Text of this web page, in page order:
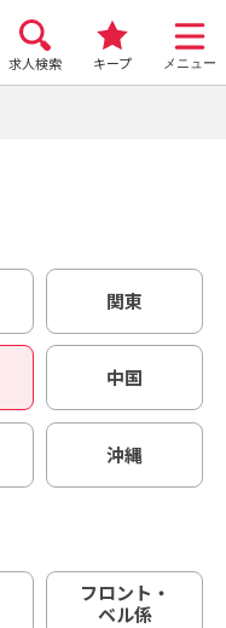
求人検索 キープ メニュー
関東
中国
沖縄
フロント・
ベル係